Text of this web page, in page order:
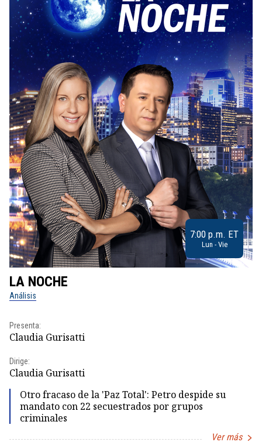
7:00 p.m. ET
Lun - Vie
LA NOCHE
Análisis
Presenta:
Claudia Gurisatti
Dirige:
Claudia Gurisatti
Otro fracaso de la 'Paz Total': Petro despide su
mandato con 22 secuestrados por grupos
criminales
Ver más